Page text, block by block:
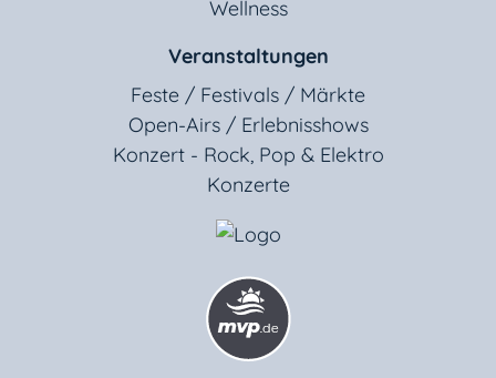
Wellness
Veranstaltungen
Feste / Festivals / Märkte
Open-Airs / Erlebnisshows
Konzert - Rock, Pop & Elektro
Konzerte